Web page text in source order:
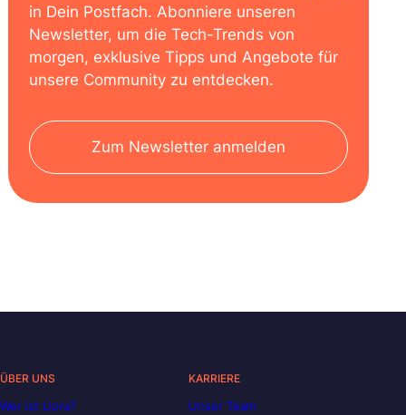
in Dein Postfach. Abonniere unseren
Newsletter, um die Tech-Trends von
morgen, exklusive Tipps und Angebote für
unsere Community zu entdecken.
Zum Newsletter anmelden
ÜBER UNS
Wer ist Liora?
KARRIERE
Unser Team